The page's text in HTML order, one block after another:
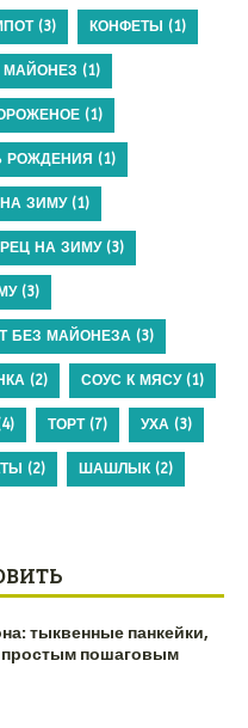
(3) КОНФЕТЫ (1)
МАЙОНЕЗ (1)
(1)
РОЖДЕНИЯ (1)
ЗИМУ(1)
НА ЗИМУ(3)
(3)
БЕЗ МАЙОНЕЗА (3)
(2) СОУС К МЯСУ(1)
ТОРТ(7) УХА (3)
(2) ШАШЛЫК (2)
тыквенные панкейки,
простым пошаговым